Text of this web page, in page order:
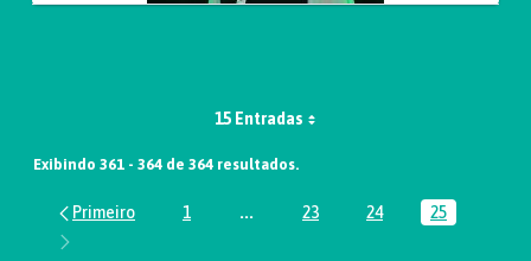
15 Entradas
Exibindo 361 - 364 de 364 resultados.
Página
1 ...Páginas intermediárias Usar ABA
Página
23 Página
24 Página
25